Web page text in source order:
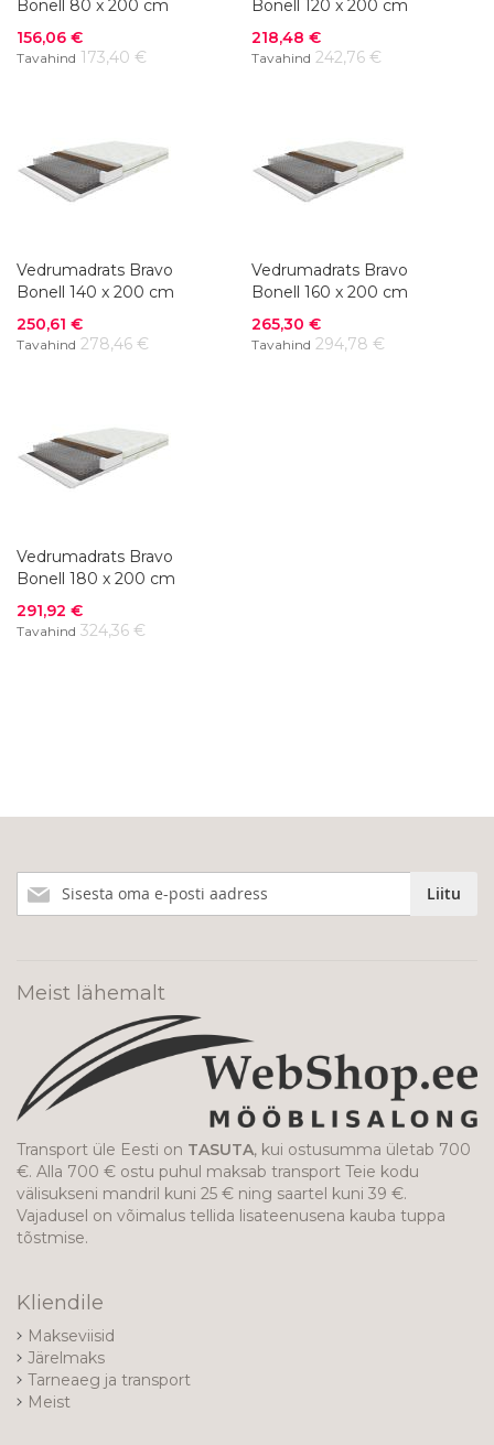
Bonell 80 x 200 cm
Soodushind
156,06 €
Tavahind 173,40 €
Bonell 120 x 200 cm
Soodushind
218,48 €
Tavahind 242,76 €
Vedrumadrats Bravo
Bonell 140 x 200 cm
Soodushind
250,61 €
Tavahind 278,46 €
Vedrumadrats Bravo
Bonell 160 x 200 cm
Soodushind
265,30 €
Tavahind 294,78 €
Vedrumadrats Bravo
Bonell 180 x 200 cm
Soodushind
291,92 €
Tavahind 324,36 €
meie
Liitu
Meist lähemalt
Transport üle Eesti on TASUTA, kui ostusumma ületab 700
€. Alla 700 € ostu puhul maksab transport Teie kodu
välisukseni mandril kuni 25 € ning saartel kuni 39 €.
Vajadusel on võimalus tellida lisateenusena kauba tuppa
tõstmise.
Kliendile
Makseviisid
Järelmaks
Tarneaeg ja transport
Meist